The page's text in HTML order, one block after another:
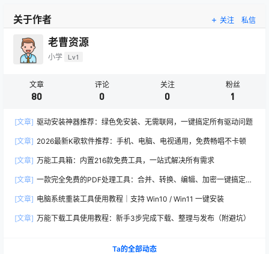
关于作者 关注 私信
老曹资源
小学 Lv1
文章
80
评论
0
关注
0
粉丝
1
[文章] 驱动安装神器推荐：绿色免安装、无需联网，一键搞定所有驱动问题
[文章] 2026最新K歌软件推荐：手机、电脑、电视通用，免费畅唱不卡顿
[文章] 万能工具箱：内置216款免费工具，一站式解决所有需求
[文章] 一款完全免费的PDF处理工具：合并、转换、编辑、加密一键搞定
[文章] 电脑系统重装工具使用教程｜支持 Win10 / Win11 一键安装
[文章] 万能下载工具使用教程：新手3步完成下载、整理与发布（附避坑）
Ta的全部动态